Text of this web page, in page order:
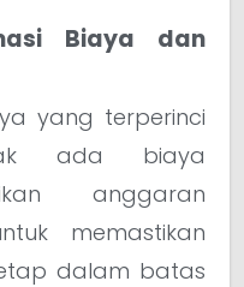
Biaya dan
yang terperinci
ada biaya
anggaran
memastikan
dalam batas